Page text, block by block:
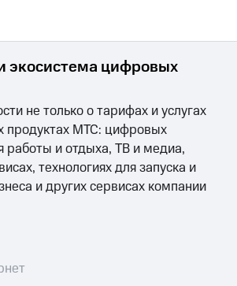
экосистема цифровых
не только о тарифах и услугах
продуктах МТС: цифровых
работы и отдыха, ТВ и медиа,
технологиях для запуска и
и других сервисах компании